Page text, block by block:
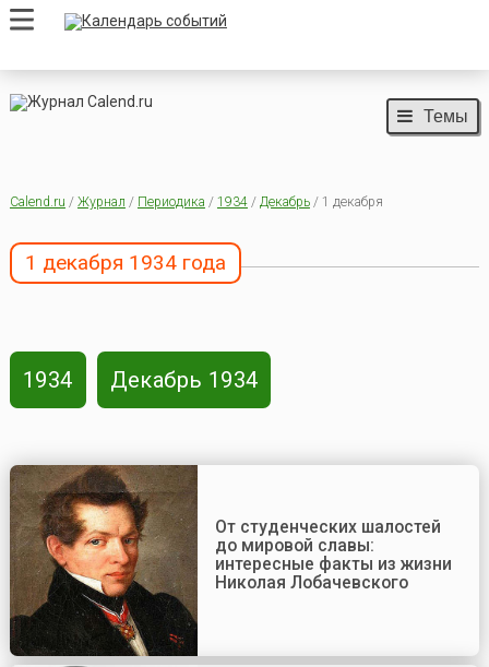
Темы
Calend.ru / Журнал / Периодика / 1934/ Декабрь/ 1 декабря
1 декабря 1934 года
1934 Декабрь 1934
От студенческих шалостей
до мировой славы:
интересные факты из жизни
Николая Лобачевского